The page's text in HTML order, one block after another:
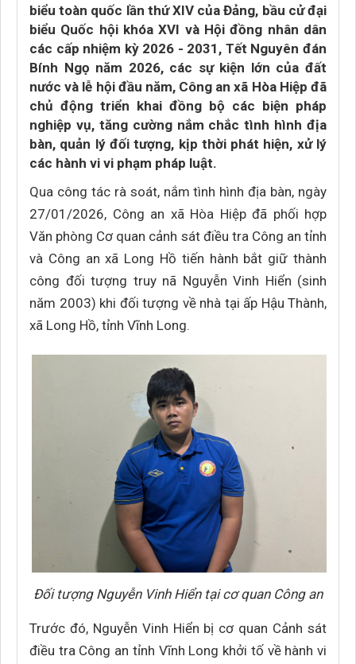
biểu toàn quốc lần thứ XIV của Đảng, bầu cử đại
biểu Quốc hội khóa XVI và Hội đồng nhân dân
các cấp nhiệm kỳ 2026 - 2031, Tết Nguyên đán
Bính Ngọ năm 2026, các sự kiện lớn của đất
nước và lễ hội đầu năm, Công an xã Hòa Hiệp đã
chủ động triển khai đồng bộ các biện pháp
nghiệp vụ, tăng cường nắm chắc tình hình địa
bàn, quản lý đối tượng, kịp thời phát hiện, xử lý
các hành vi vi phạm pháp luật.
Qua công tác rà soát, nắm tình hình địa bàn, ngày
27/01/2026, Công an xã Hòa Hiệp đã phối hợp
Văn phòng Cơ quan cảnh sát điều tra Công an tỉnh
và Công an xã Long Hồ tiến hành bắt giữ thành
công đối tượng truy nã Nguyễn Vinh Hiển (sinh
năm 2003) khi đối tượng về nhà tại ấp Hậu Thành,
xã Long Hồ, tỉnh Vĩnh Long.
Đối tượng Nguyễn Vinh Hiển tại cơ quan Công an
Trước đó, Nguyễn Vinh Hiển bị cơ quan Cảnh sát
điều tra Công an tỉnh Vĩnh Long khởi tố về hành vi